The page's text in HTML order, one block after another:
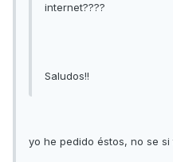
internet????
Saludos!!
yo he pedido éstos, no se